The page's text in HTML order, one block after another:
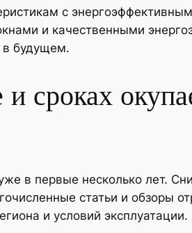
с
и качественными
в будущем.
сроках
в первые несколько лет.
статьи и обзоры
и условий эксплуатации.